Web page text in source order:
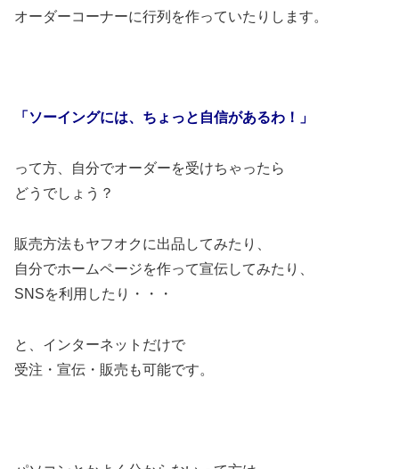
オーダーコーナーに行列を作っていたりします。
「ソーイングには、ちょっと自信があるわ！」
って方、自分でオーダーを受けちゃったら
どうでしょう？
販売方法もヤフオクに出品してみたり、
自分でホームページを作って宣伝してみたり、
SNSを利用したり・・・
と、インターネットだけで
受注・宣伝・販売も可能です。